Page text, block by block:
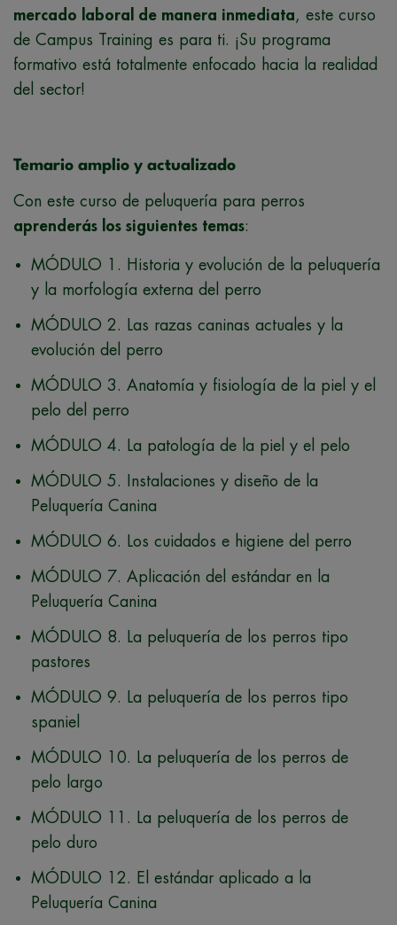
mercado laboral de manera inmediata, este curso
de Campus Training es para ti. ¡Su programa
formativo está totalmente enfocado hacia la realidad
del sector!
Temario amplio y actualizado
Con este curso de peluquería para perros
aprenderás los siguientes temas:
MÓDULO 1. Historia y evolución de la peluquería
y la morfología externa del perro
MÓDULO 2. Las razas caninas actuales y la
evolución del perro
MÓDULO 3. Anatomía y fisiología de la piel y el
pelo del perro
MÓDULO 4. La patología de la piel y el pelo
MÓDULO 5. Instalaciones y diseño de la
Peluquería Canina
MÓDULO 6. Los cuidados e higiene del perro
MÓDULO 7. Aplicación del estándar en la
Peluquería Canina
MÓDULO 8. La peluquería de los perros tipo
pastores
MÓDULO 9. La peluquería de los perros tipo
spaniel
MÓDULO 10. La peluquería de los perros de
pelo largo
MÓDULO 11. La peluquería de los perros de
pelo duro
MÓDULO 12. El estándar aplicado a la
Peluquería Canina